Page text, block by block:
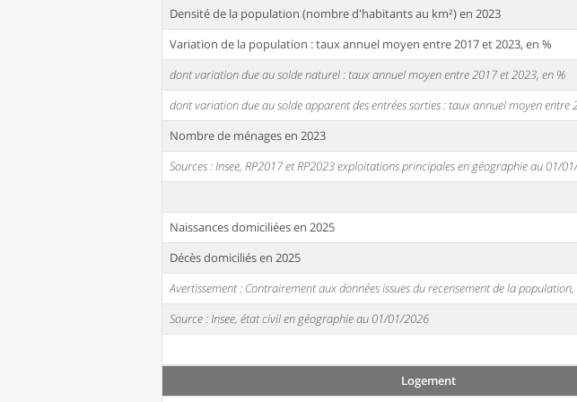
Densité de la population (nombre d'habitants au km²) en 2023
Variation de la population : taux annuel moyen entre 2017 et 2023, en %
dont variation due au solde naturel : taux annuel moyen entre 2017 et 2023, en %
dont variation due au solde apparent des entrées sorties : taux annuel moyen entre
Nombre de ménages en 2023
Sources : Insee, RP2017 et RP2023 exploitations principales en géographie au 01/
Naissances domiciliées en 2025
Décès domiciliés en 2025
Avertissement : Contrairement aux données issues du recensement de la
Source : Insee, état civil en géographie au 01/01/2026
Logement